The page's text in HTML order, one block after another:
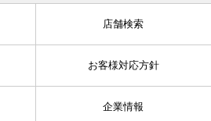
店舗検索
お客様対応方針
企業情報